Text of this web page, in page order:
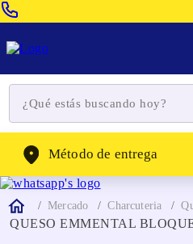
WhatsApp: (302) 262-4104
Método de entrega
Mercado Charcuteria
QUESO EMMENTAL